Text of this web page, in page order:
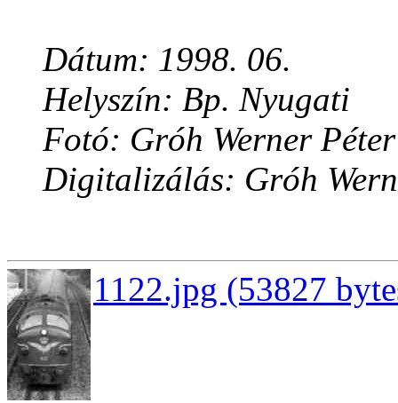
Dátum: 1998. 06.
Helyszín: Bp. Nyugati
Fotó: Gróh Werner Péter
Digitalizálás: Gróh
1122.jpg (53827